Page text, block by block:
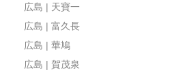
広島 | 天寶一
広島 | 富久長
広島 | 華鳩
広島 | 賀茂泉